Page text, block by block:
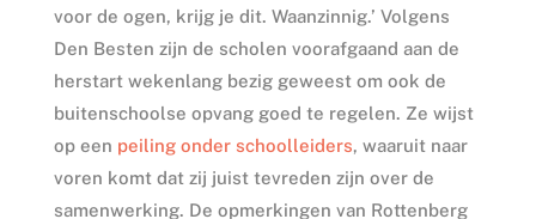
voor de ogen, krijg je dit. Waanzinnig.’ Volgens
Den Besten zijn de scholen voorafgaand aan de
herstart wekenlang bezig geweest om ook de
buitenschoolse opvang goed te regelen. Ze wijst
op een peiling onder schoolleiders, waaruit naar
voren komt dat zij juist tevreden zijn over de
samenwerking. De opmerkingen van Rottenberg